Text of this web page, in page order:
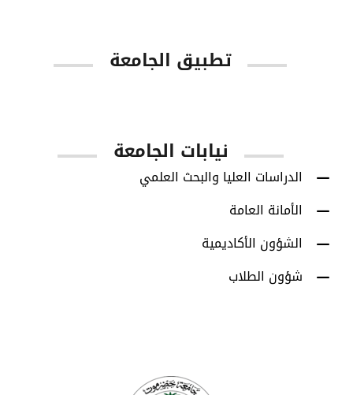
تطبيق الجامعة
نيابات الجامعة
الدراسات العليا والبحث العلمي
الأمانة العامة
الشؤون الأكاديمية
شؤون الطلاب